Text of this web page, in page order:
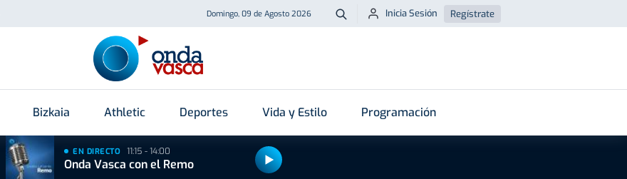
Domingo, 09 de Agosto 2026 Buscar
Inicia Sesión Regístrate
Bizkaia Athletic Deportes Vida y Estilo Programación
EN DIRECTO 11:15 - 14:00
Onda Vasca con el Remo